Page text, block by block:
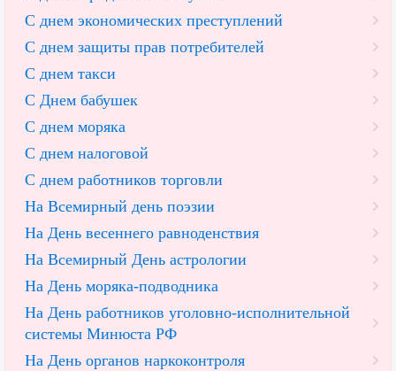
С днем экономических преступлений
С днем защиты прав потребителей
С днем такси
С Днем бабушек
С днем моряка
С днем налоговой
С днем работников торговли
На Всемирный день поэзии
На День весеннего равноденствия
На Всемирный День астрологии
На День моряка-подводника
На День работников уголовно-исполнительной
системы Минюста РФ
На День органов наркоконтроля